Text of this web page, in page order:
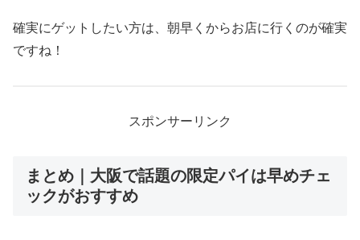
確実にゲットしたい方は、朝早くからお店に行くのが確実
ですね！
スポンサーリンク
まとめ｜大阪で話題の限定パイは早めチェ
ックがおすすめ